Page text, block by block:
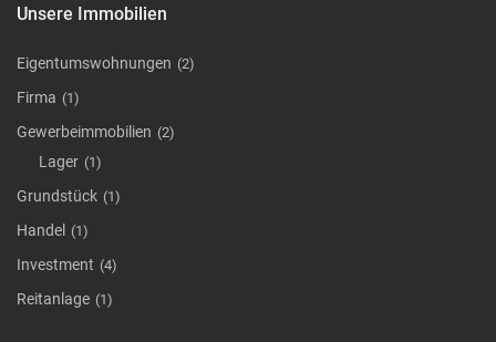
Unsere Immobilien
Eigentumswohnungen (2)
Firma (1)
Gewerbeimmobilien (2)
Lager (1)
Grundstück (1)
Handel (1)
Investment (4)
Reitanlage (1)